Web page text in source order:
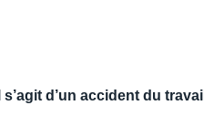
d’un accident du travail